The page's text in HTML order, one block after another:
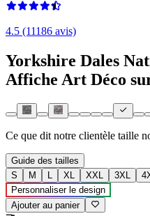
4.5 (11186 avis)
Yorkshire Dales
Affiche Art Déco
Ce que dit notre clientèle taille
Guide des tailles
S
M L XL XXL 3XL
Personnaliser le design
Ajouter au panier